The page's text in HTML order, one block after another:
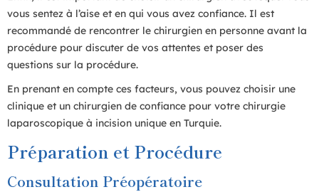
vous sentez à l’aise et en qui vous avez confiance. Il est
recommandé de rencontrer le chirurgien en personne avant la
procédure pour discuter de vos attentes et poser des
questions sur la procédure.
En prenant en compte ces facteurs, vous pouvez choisir une
clinique et un chirurgien de confiance pour votre chirurgie
laparoscopique à incision unique en Turquie.
Préparation et Procédure
Consultation Préopératoire